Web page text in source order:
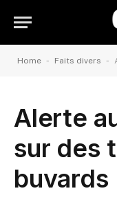
Home - Faits divers -
Alerte
sur des
buvards